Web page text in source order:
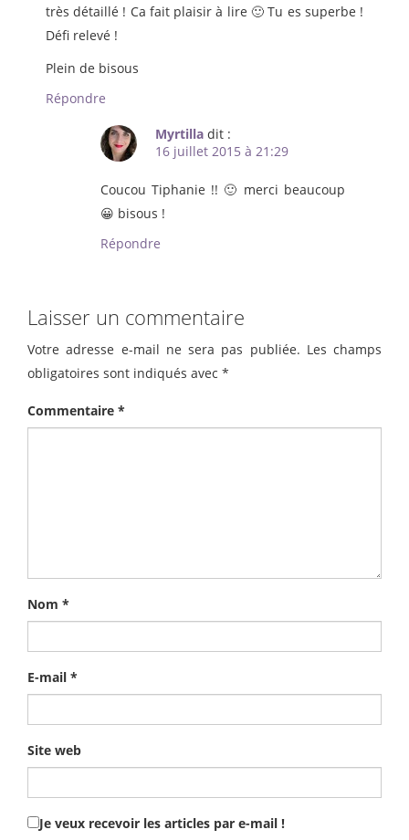
très détaillé ! Ca fait plaisir à lire 🙂 Tu es superbe !
Défi relevé !
Plein de bisous
Répondre
Myrtilla dit :
16 juillet 2015 à 21:29
Coucou Tiphanie !! 🙂 merci beaucoup
😀 bisous !
Répondre
Laisser un commentaire
Votre adresse e-mail ne sera pas publiée. Les champs
obligatoires sont indiqués avec *
Commentaire *
Nom *
E-mail *
Site web
Je veux recevoir les articles par e-mail !